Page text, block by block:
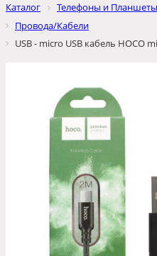
Каталог Телефоны и Планшеты
Провода/Кабели
USB - micro USB кабель HOCO